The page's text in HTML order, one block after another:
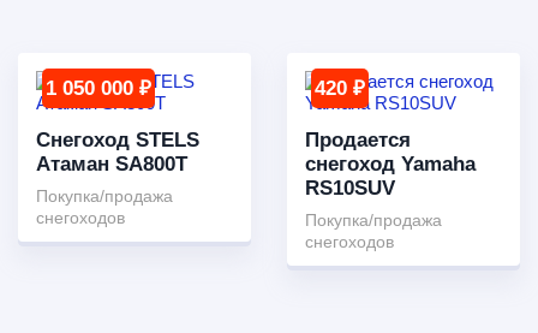
1 050 000 ₽
Снегоход STELS
Атаман SA800T
Покупка/продажа
снегоходов
420 ₽
Продается
снегоход Yamaha
RS10SUV
Покупка/продажа
снегоходов